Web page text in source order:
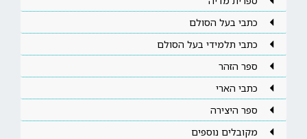
כתבי בעל הסולם
כתבי תלמידי בעל הסולם
ספר הזהר
כתבי הארי
ספר היצירה
מקובלים נוספים